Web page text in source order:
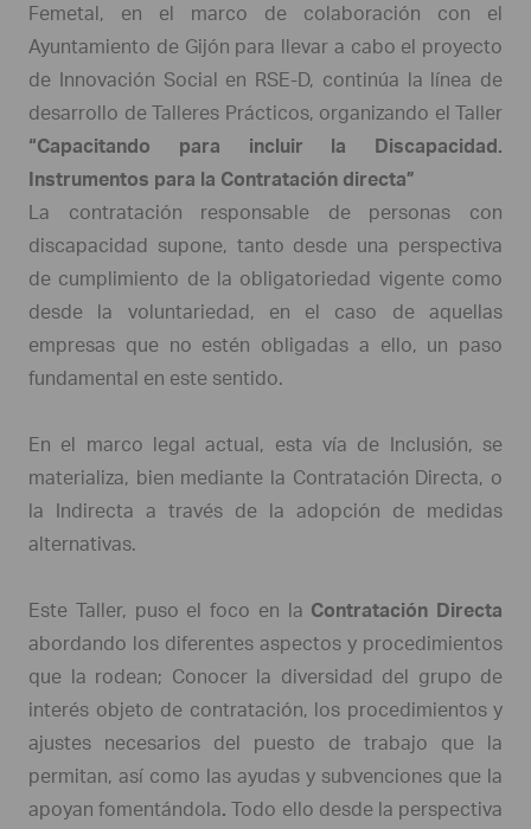
Femetal, en el marco de colaboración con el
Ayuntamiento de Gijón para llevar a cabo el proyecto
de Innovación Social en RSE-D, continúa la línea de
desarrollo de Talleres Prácticos, organizando el Taller
“Capacitando para incluir la Discapacidad.
Instrumentos para la Contratación directa”
La contratación responsable de personas con
discapacidad supone, tanto desde una perspectiva
de cumplimiento de la obligatoriedad vigente como
desde la voluntariedad, en el caso de aquellas
empresas que no estén obligadas a ello, un paso
fundamental en este sentido.
En el marco legal actual, esta vía de Inclusión, se
materializa, bien mediante la Contratación Directa, o
la Indirecta a través de la adopción de medidas
alternativas.
Este Taller, puso el foco en la Contratación Directa
abordando los diferentes aspectos y procedimientos
que la rodean; Conocer la diversidad del grupo de
interés objeto de contratación, los procedimientos y
ajustes necesarios del puesto de trabajo que la
permitan, así como las ayudas y subvenciones que la
apoyan fomentándola.Todo ello desde la perspectiva